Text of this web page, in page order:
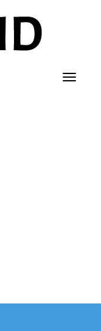
Toggle